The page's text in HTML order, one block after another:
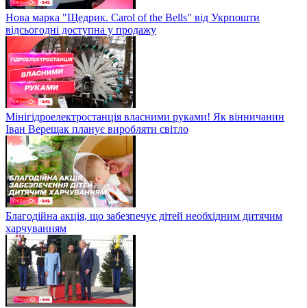
Нова марка "Щедрик. Carol of the Bells" від Укрпошти
відсьогодні доступна у продажу
Мінігідроелектростанція власними руками! Як вінничанин
Іван Верещак планує виробляти світло
Благодійна акція, що забезпечує дітей необхідним дитячим
харчуванням